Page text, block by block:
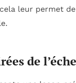
leur permet
de